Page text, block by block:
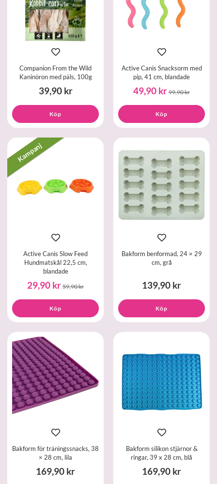
Companion From the Wild
Kaninöron med päls, 100g
39,90 kr
Köp
Active Canis Snacksorm med
pip, 41 cm, blandade
49,90 kr 99,90 kr
Köp
Kampanj
Active Canis Slow Feed
Hundmatskål 22,5 cm,
blandade
29,90 kr 59,90 kr
Köp
Bakform benformad, 24 × 29
cm, grå
139,90 kr
Köp
Bakform för träningssnacks, 38
× 28 cm, lila
169,90 kr
Bakform silikon stjärnor &
ringar, 39 x 28 cm, blå
169,90 kr